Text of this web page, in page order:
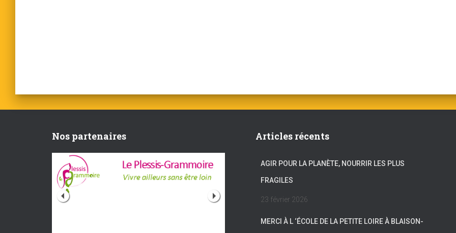
Nos partenaires Articles récents
AGIR POUR LA PLANÈTE, NOURRIR LES PLUS
FRAGILES
23 février 2026
MERCI À L ‘ÉCOLE DE LA PETITE LOIRE À BLAISON-